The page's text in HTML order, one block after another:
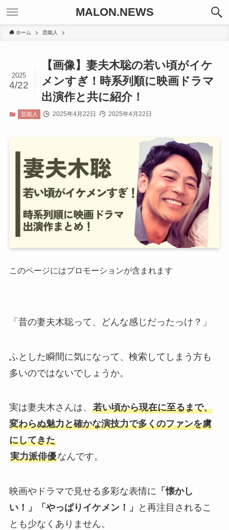
MALON.NEWS
ホーム 芸能人
【画像】妻夫木聡の若い頃がイケ
メンすぎ！時系列順に映画ドラマ
出演作と共に紹介！
2025
4/22
芸能人 2025年4月22日 2025年4月22日
このページにはプロモーションが含まれます
「昔の妻夫木聡って、どんな感じだったっけ？」
ふとした瞬間に気になって、検索してしまう方も
多いのではないでしょうか。
実は妻夫木さんは、 若い頃から現在に至るまで、
変わらぬ魅力と確かな演技力で多くのファンを虜
にしてきた
実力派俳優なんです。
映画やドラマで見せる多彩な表情に 「懐かし
い！」「やっぱりイケメン！」
と再注目されるこ
とも少なくありません。